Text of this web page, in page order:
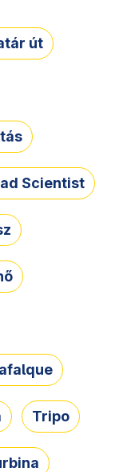
út
Scientist
Tripo